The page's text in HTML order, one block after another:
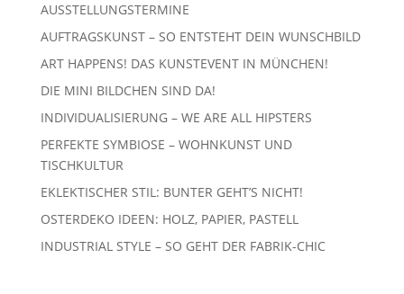
AUSSTELLUNGSTERMINE
AUFTRAGSKUNST – SO ENTSTEHT DEIN WUNSCHBILD
ART HAPPENS! DAS KUNSTEVENT IN MÜNCHEN!
DIE MINI BILDCHEN SIND DA!
INDIVIDUALISIERUNG – WE ARE ALL HIPSTERS
PERFEKTE SYMBIOSE – WOHNKUNST UND
TISCHKULTUR
EKLEKTISCHER STIL: BUNTER GEHT’S NICHT!
OSTERDEKO IDEEN: HOLZ, PAPIER, PASTELL
INDUSTRIAL STYLE – SO GEHT DER FABRIK-CHIC